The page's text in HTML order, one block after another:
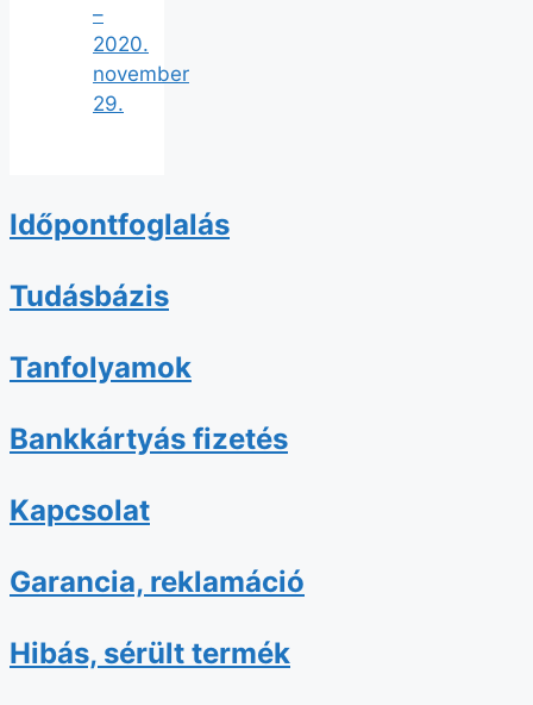
–
2020.
november
29.
Időpontfoglalás
Tudásbázis
Tanfolyamok
Bankkártyás fizetés
Kapcsolat
Garancia, reklamáció
Hibás, sérült termék